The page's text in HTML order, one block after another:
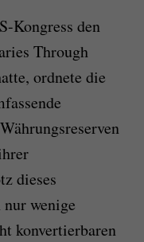
Kongress den
Through
ordnete die
dieses
wenige
konvertierbaren